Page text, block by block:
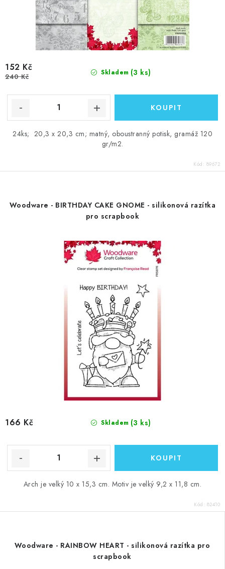
Skladem (3 ks)
152 Kč
240 Kč
24ks; 20,3 x 20,3 cm; matný, oboustranný potisk, gramáž 120
gr/m2.
Kód: 89672
Woodware - BIRTHDAY CAKE GNOME - silikonová razítka
pro scrapbook
Skladem (3 ks)
166 Kč
Arch je velký 10 x 15,3 cm. Motiv je velký 9,2 x 11,8 cm.
Kód: 82410
Woodware - RAINBOW HEART - silikonová razítka pro
scrapbook